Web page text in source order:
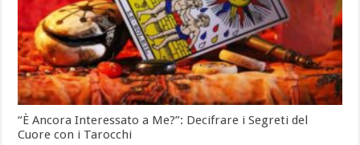
“È Ancora Interessato a Me?”: Decifrare i Segreti del
Cuore con i Tarocchi